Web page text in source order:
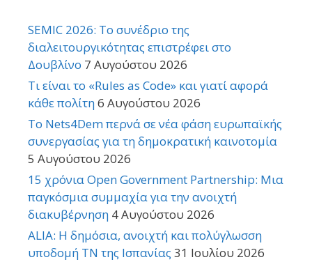
SEMIC 2026: Το συνέδριο της
διαλειτουργικότητας επιστρέφει στο
Δουβλίνο 7 Αυγούστου 2026
Τι είναι το «Rules as Code» και γιατί αφορά
κάθε πολίτη6 Αυγούστου 2026
Το Nets4Dem περνά σε νέα φάση ευρωπαϊκής
συνεργασίας για τη δημοκρατική καινοτομία
5 Αυγούστου 2026
15 χρόνια Open Government Partnership: Μια
παγκόσμια συμμαχία για την ανοιχτή
διακυβέρνηση 4 Αυγούστου 2026
ALIA: Η δημόσια, ανοιχτή και πολύγλωσση
υποδομή ΤΝ της Ισπανίας 31 Ιουλίου 2026